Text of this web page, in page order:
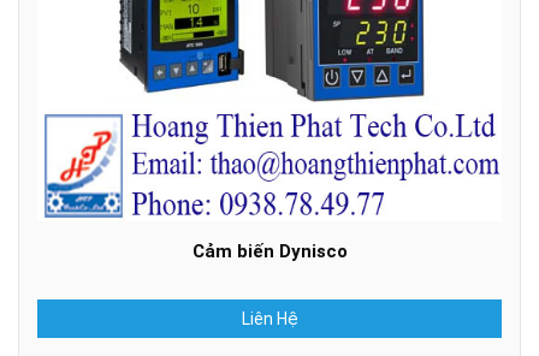
Cảm biến Dynisco
Liên Hệ